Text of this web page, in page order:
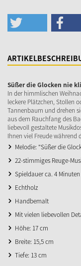
Süßer die Glocken nie
In der himmlischen
leckere Plätzchen, Stollen
Tannenbaum und drehen
aus dem Rauchfang des
liebevoll gestaltete
Ihnen viel Freude während
Melodie: "Süßer die
22-stimmiges Reuge-
Spieldauer ca. 4 Minuten
Echtholz
Handbemalt
Mit vielen liebevollen
Höhe: 17 cm
Breite: 15,5 cm
Tiefe: 13 cm